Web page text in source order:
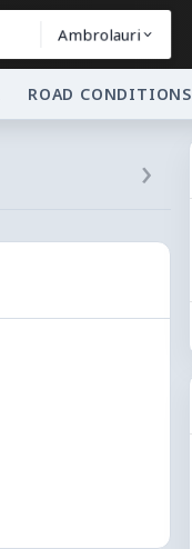
Ambrolauri
ROAD CONDITIONS
›